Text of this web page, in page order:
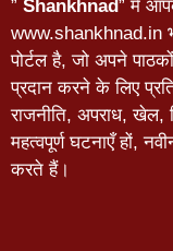
” Shankhnad” में
www.shankhnad.in
पोर्टल है, जो अपने
प्रदान करने के लिए
राजनीति, अपराध, खेल,
महत्वपूर्ण घटनाएँ हों,
करते हैं।